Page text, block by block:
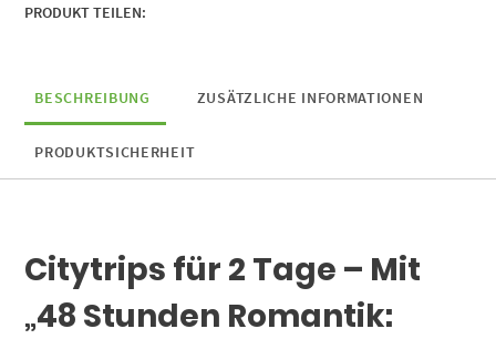
PRODUKT TEILEN:
BESCHREIBUNG ZUSÄTZLICHE INFORMATIONEN
PRODUKTSICHERHEIT
Citytrips für 2 Tage – Mit
„48 Stunden Romantik: